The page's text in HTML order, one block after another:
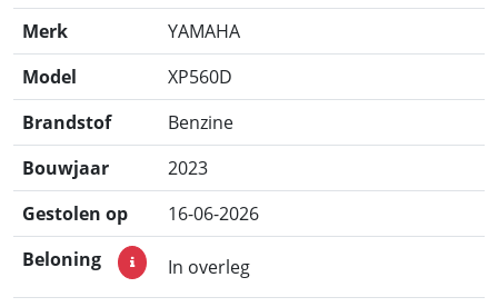
Merk
YAMAHA
Model
XP560D
Brandstof
Benzine
Bouwjaar
2023
Gestolen op
16-06-2026
Beloning
In overleg